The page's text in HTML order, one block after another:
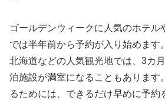
ゴールデンウィークに人気のホテル
では半年前から予約が入り始めます
北海道などの人気観光地では、3カ
泊施設が満室になることもあります
るためには、できるだけ早めに予約